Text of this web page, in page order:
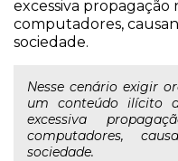
excessiva
computadores,
sociedade.
Nesse cenário exigir
um conteúdo ilícito
excessiva
computadores,
sociedade.